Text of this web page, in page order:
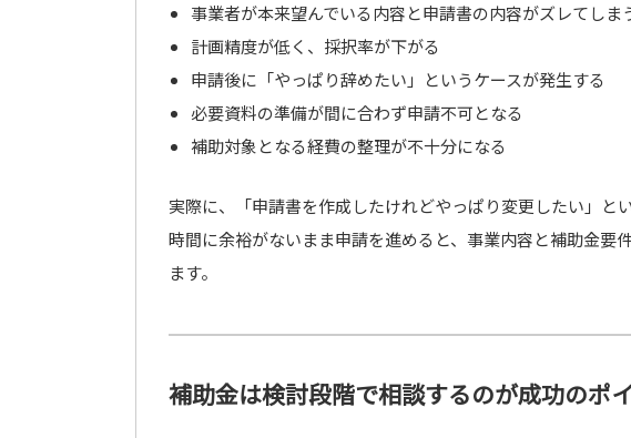
事業者が本来望んでいる内容と申請書の内容がズレてしま
計画精度が低く、採択率が下がる
申請後に「やっぱり辞めたい」というケースが発生する
必要資料の準備が間に合わず申請不可となる
補助対象となる経費の整理が不十分になる
実際に、「申請書を作成したけれどやっぱり変更したい」と
時間に余裕がないまま申請を進めると、事業内容と補助金要
ます。
補助金は検討段階で相談するのが成功のポ